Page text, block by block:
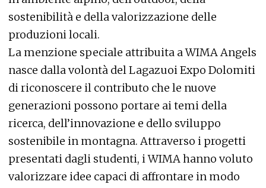
sostenibilità e della valorizzazione delle
produzioni locali.
La menzione speciale attribuita a WIMA Angels
nasce dalla volontà del Lagazuoi Expo Dolomiti
di riconoscere il contributo che le nuove
generazioni possono portare ai temi della
ricerca, dell’innovazione e dello sviluppo
sostenibile in montagna. Attraverso i progetti
presentati dagli studenti, i WIMA hanno voluto
valorizzare idee capaci di affrontare in modo